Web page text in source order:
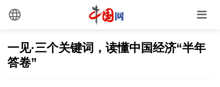
一见·三个关键词，读懂中国经济“半年
答卷”